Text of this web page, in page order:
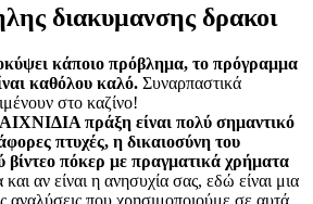
διακυμανσης δρακοι
κάποιο πρόβλημα, το πρόγραμμα
καθόλου καλό. Συναρπαστικά
στο καζίνο!
πράξη είναι πολύ σημαντικό
πτυχές, η δικαιοσύνη του
βίντεο πόκερ με πραγματικά χρήματα
αν είναι η ανησυχία σας, εδώ είναι μια